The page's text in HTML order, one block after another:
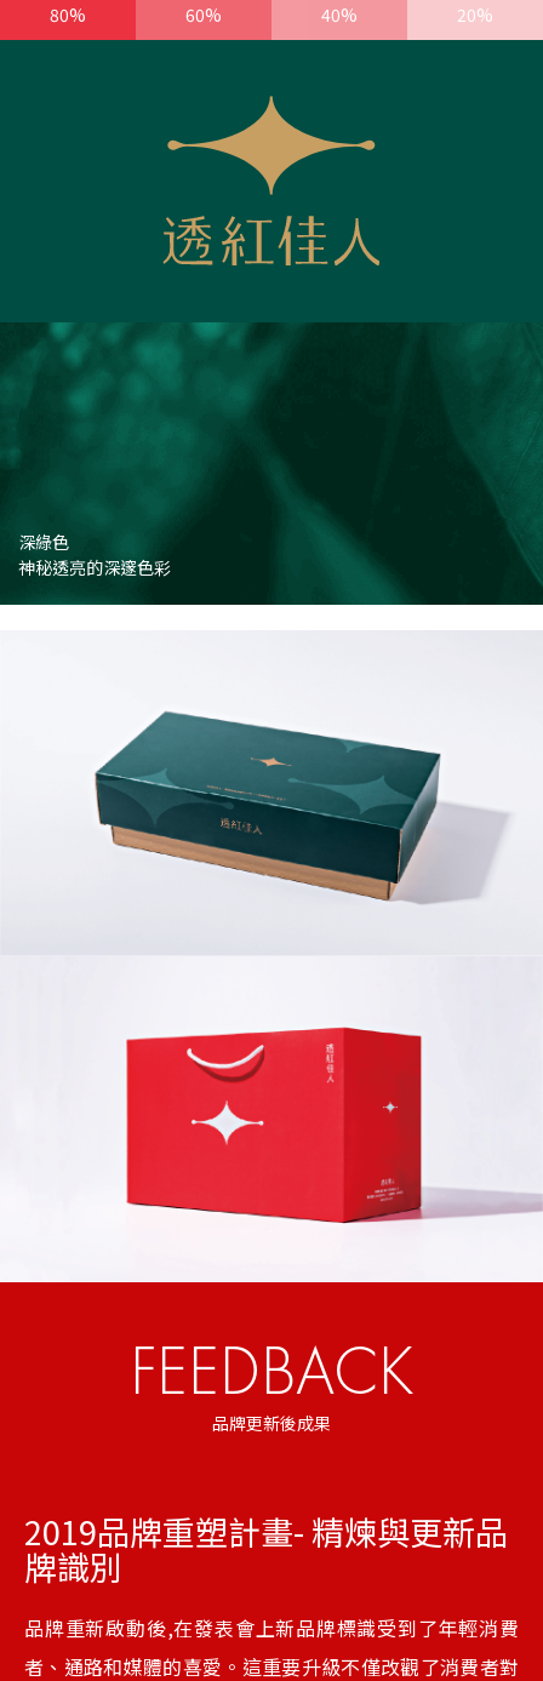
80% 60% 40% 20%
深綠色
神秘透亮的深邃色彩
FEEDBACK
品牌更新後成果
2019品牌重塑計畫- 精煉與更新品
牌識別
品牌重新啟動後,在發表會上新品牌標識受到了年輕消費
者、通路和媒體的喜愛。這重要升級不僅改觀了消費者對